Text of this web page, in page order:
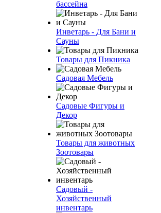
бассейна
Инветарь - Для Бани и
Сауны
Товары для Пикника
Садовая Мебель
Садовые Фигуры и
Декор
Товары для животных
Зоотовары
Садовый -
Хозяйственный
инвентарь